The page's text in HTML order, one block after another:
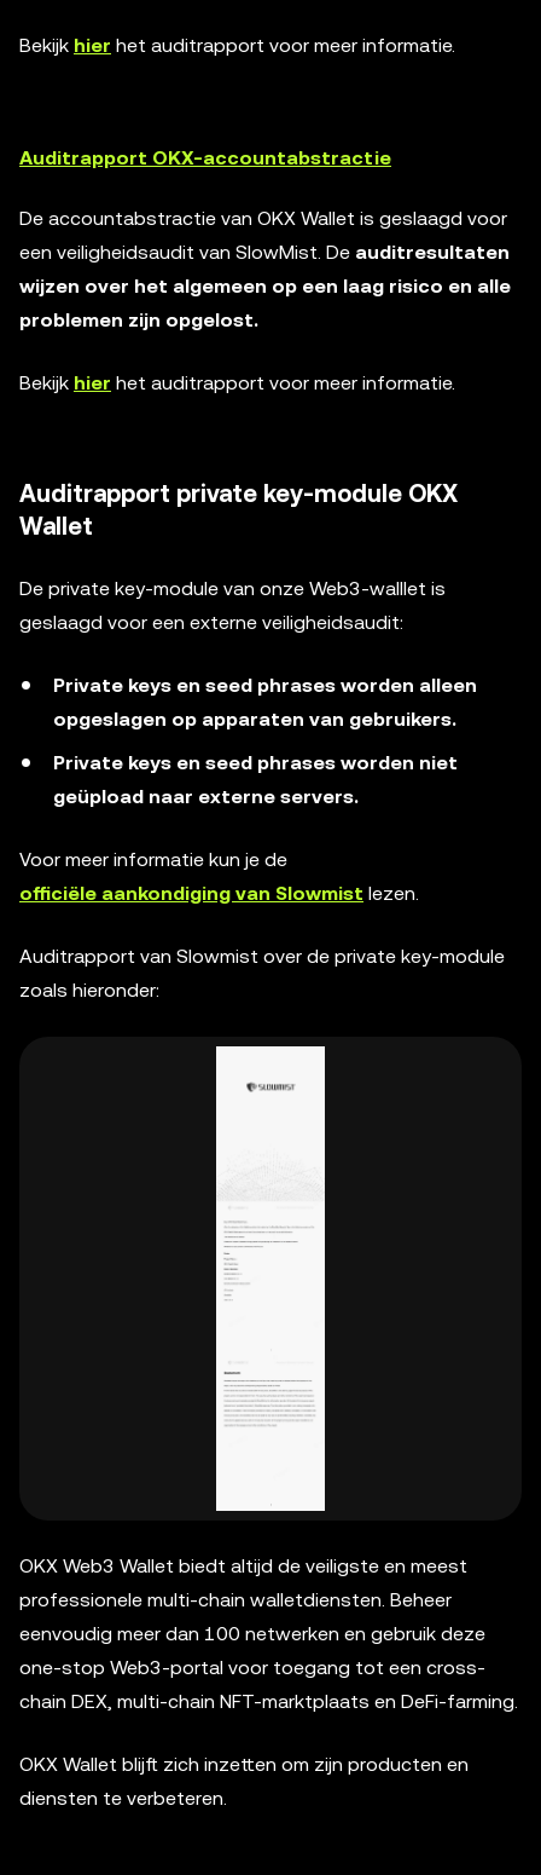
Bekijk hier het auditrapport voor meer informatie.
Auditrapport OKX-accountabstractie
De accountabstractie van OKX Wallet is geslaagd voor
een veiligheidsaudit van SlowMist. De auditresultaten
wijzen over het algemeen op een laag risico en alle
problemen zijn opgelost.
Bekijk hier het auditrapport voor meer informatie.
Auditrapport private key-module OKX
Wallet
De private key-module van onze Web3-walllet is
geslaagd voor een externe veiligheidsaudit:
Private keys en seed phrases worden alleen
opgeslagen op apparaten van gebruikers.
Private keys en seed phrases worden niet
geüpload naar externe servers.
Voor meer informatie kun je de
officiële aankondiging van Slowmist lezen.
Auditrapport van Slowmist over de private key-module
zoals hieronder:
OKX Web3 Wallet biedt altijd de veiligste en meest
professionele multi-chain walletdiensten. Beheer
eenvoudig meer dan 100 netwerken en gebruik deze
one-stop Web3-portal voor toegang tot een cross-
chain DEX, multi-chain NFT-marktplaats en DeFi-farming.
OKX Wallet blijft zich inzetten om zijn producten en
diensten te verbeteren.